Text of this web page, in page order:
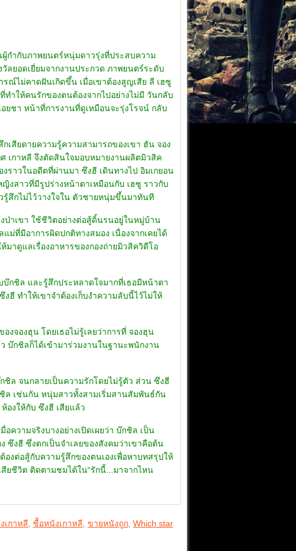
ผู้กำกับภาพยนตร์หนุ่มดาวรุ่งที่ประสบความ
ลยอดเยี่ยมจากงานประกวด ภาพยนตร์ระดับ
ณ์ไม่คาดฝันเกิดขึ้น เมื่อเขาต้องสูญเสีย ลี เฮซู
ทำให้คนรักของตนต้องจากไปอย่างไม่มี วันกลับ
ยชา หน้าที่การงานที่ดูเหมือนจะรุ่งโรจน์ กลับ
สียดายความรู้ความสามารถของเขา ฮัน จอง
เกาหลี จึงตัดสินใจมอบหมายงานผลิตมิวสิค
ราวในอดีตที่ผ่านมา ซึงฮี เดินทางไป อิมเกยอน
งสาวที่มีรูปร่างหน้าตาเหมือนกับ เฮซู ราวกับ
รู้สึกไม่ไว้วางใจใน ตัวชายหนุ่มขึ้นมาทันที
ป่าเขา ใช้ชีวิตอย่างต่อสู้ดิ้นรนอยู่ในหมู่บ้าน
ม่ที่มีอาการผิดปกติทางสมอง เนื่องจากเคยได้
มาดูแลเรื่องอาหารของกองถ่ายมิวสิควิดีโอ
บ๊กชิล และรู้สึกประหลาดใจมากที่เธอมีหน้าตา
ฮี ทำให้เขาจำต้องเก็บงำความลับนี้ไว้ไม่ให้
งจองฮุน โดยเธอไม่รู้เลยว่าการที่ จองฮุน
บ๊กชิลก็ได้เข้ามาร่วมงานในฐานะพนักงาน
ชิล จนกลายเป็นความรักโดยไม่รู้ตัว ส่วน ซึงฮี
ล เช่นกัน หนุ่มสาวทั้งสามเริ่มสานสัมพันธ์กัน
องให้กับ ซึงฮี เสียแล้ว
ความจริงบางอย่างเปิดเผยว่า บ๊กชิล เป็น
ซึงฮี ซึ่งตกเป็นจำเลยของสังคมว่าเขาคือต้น
องต่อสู้กับความรู้สึกของตนเองเพื่อหาบทสรุปให้
สียชีวิต ติดตามชมได้ใน“รักนี้...มาจากไหน
เกาหลี ซื้อหนังเกาหลี ขายหนังถูก Which star